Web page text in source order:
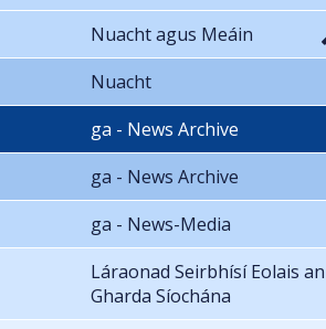
Nuacht agus Meáin
Nuacht
ga - News Archive
ga - News Archive
ga - News-Media
Láraonad Seirbhísí Eolais an
Gharda Síochána